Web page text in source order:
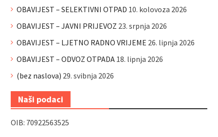
OBAVIJEST – SELEKTIVNI OTPAD 10. kolovoza 2026
OBAVIJEST – JAVNI PRIJEVOZ 23. srpnja 2026
OBAVIJEST – LJETNO RADNO VRIJEME 26. lipnja 2026
OBAVIJEST – ODVOZ OTPADA 18. lipnja 2026
(bez naslova) 29. svibnja 2026
Naši podaci
OIB: 70922563525